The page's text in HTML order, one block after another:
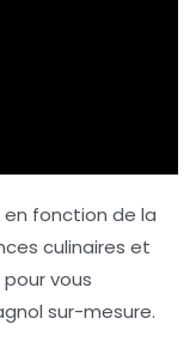
fonction de la
culinaires et
vous
sur-mesure.